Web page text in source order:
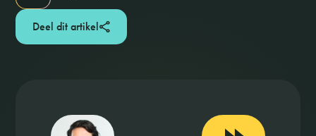
Deel dit artikel